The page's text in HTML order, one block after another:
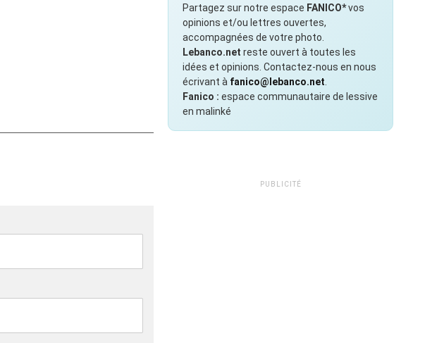
Partagez sur notre espace FANICO*vos
opinions et/ou lettres ouvertes,
accompagnées de votre photo.
Lebanco.net reste ouvert à toutes les
idées et opinions. Contactez-nous en nous
écrivant à fanico@lebanco.net
Fanico : espace communautaire de lessive
en malinké
PUBLICITÉ